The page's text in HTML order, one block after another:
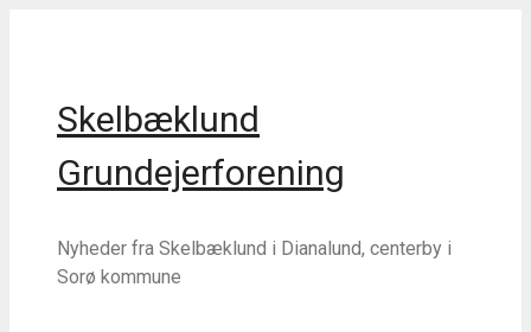
Skelbæklund
Grundejerforening
Nyheder fra Skelbæklund i Dianalund, centerby i
Sorø kommune